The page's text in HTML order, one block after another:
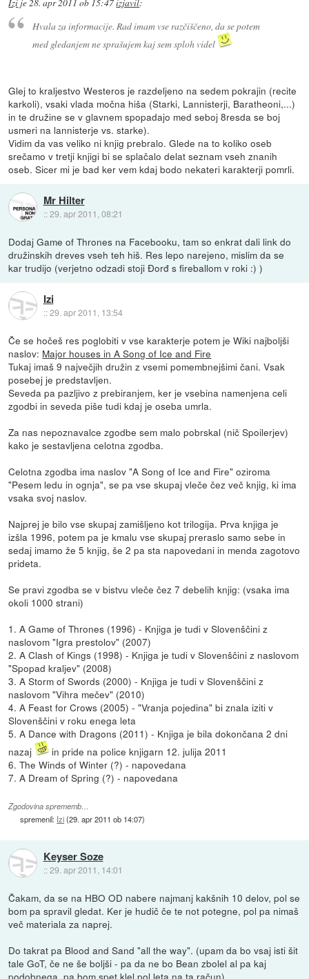
Izi je28. apr 2011 ob 15:47izjavil:
Hvala za informacije. Rad imam vse razčiščeno, da se potem
med gledanjem ne sprašujem kaj sem sploh videl
Glej to kraljestvo Westeros je razdeljeno na sedem pokrajin (recite
karkoli), vsaki vlada močna hiša (Starki, Lannisterji, Baratheoni,...)
in te družine se v glavnem spopadajo med seboj 8resda se boj
usmeri na lannisterje vs. starke).
Vidim da vas veliko ni knjig prebralo. Glede na to koliko oseb
srečamo v tretji knjigi bi se splačalo delat seznam vseh znanih
oseb. Sicer mi je bad ker vem kdaj bodo nekateri karakterji pomrli.
Mr Hilter
::29. apr 2011, 08:21
Dodaj Game of Thrones na Facebooku, tam so enkrat dali link do
družinskih dreves vseh teh hiš. Res lepo narejeno, mislim da se
kar trudijo (verjetno odzadi stoji Đorđ s fireballom v roki :) )
Izi
::29. apr 2011, 13:54
Če se hočeš res poglobiti v vse karakterje potem je Wiki najboljši
naslov: Major houses in A Song of Ice and Fire
Tukaj imaš 9 največjih družin z vsemi pomembnejšimi čani. Vsak
posebej je predstavljen.
Seveda pa pazljivo z prebiranjem, ker je vsebina namenjena celi
zgodbi in seveda piše tudi kdaj je oseba umrla.
Za nas nepoznavalce zgodbe sem malo pobrskal (nič Spoilerjev)
kako je sestavljena celotna zgodba.
Celotna zgodba ima naslov "A Song of Ice and Fire" oziroma
"Pesem ledu in ognja", se pa vse skupaj vleče čez več knjig, ki ima
vsaka svoj naslov.
Najprej je bilo vse skupaj zamišljeno kot trilogija. Prva knjiga je
izšla 1996, potem pa je kmalu vse skupaj preraslo samo sebe in
sedaj imamo že 5 knjig, še 2 pa sta napovedani in menda zagotovo
prideta.
Se pravi zgodba se v bistvu vleče čez 7 debelih knjig: (vsaka ima
okoli 1000 strani)
1. A Game of Thrones (1996) - Knjiga je tudi v Slovenščini z
naslovom "Igra prestolov" (2007)
2. A Clash of Kings (1998) - Knjiga je tudi v Slovenščini z naslovom
"Spopad kraljev" (2008)
3. A Storm of Swords (2000) - Knjiga je tudi v Slovenščini z
naslovom "Vihra mečev" (2010)
4. A Feast for Crows (2005) - "Vranja pojedina" bi znala iziti v
Slovenščini v roku enega leta
5. A Dance with Dragons (2011) - Knjiga je bila dokončana 2 dni
nazaj
in pride na police knjigarn 12. julija 2011
6. The Winds of Winter (?) - napovedana
7. A Dream of Spring (?) - napovedana
Zgodovina sprememb…
spremenil: Izi(29. apr 2011 ob 14:07)
Keyser Soze
::29. apr 2011, 14:01
Čakam, da se na HBO OD nabere najmanj kakšnih 10 delov, pol se
bom pa spravil gledat. Ker je hudič če te not potegne, pol pa nimaš
več materiala za naprej.
Do takrat pa Blood and Sand "all the way". (upam da bo vsaj isti šit
tale GoT, če ne še boljši - pa da ne bo Bean zbolel al pa kaj
podobnega, pa bom spet klel pol leta na ta račun).